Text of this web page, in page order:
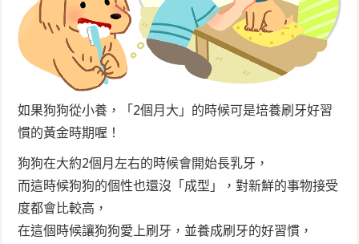
如果狗狗從小養，「2個月大」的時候可是培養刷牙好習
慣的黃金時期喔！
狗狗在大約2個月左右的時候會開始長乳牙，
而這時候狗狗的個性也還沒「成型」，對新鮮的事物接受
度都會比較高，
在這個時候讓狗狗愛上刷牙，並養成刷牙的好習慣，